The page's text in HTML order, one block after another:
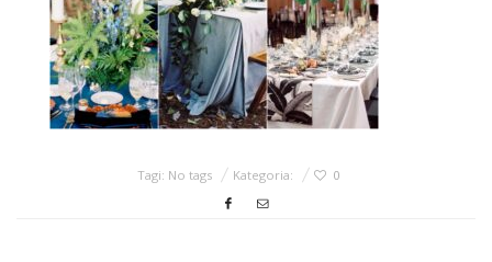
ŚLUBNE STYLE
MAGAZYNY
ARCHIWUM
Tagi: No tags Kategoria: 0